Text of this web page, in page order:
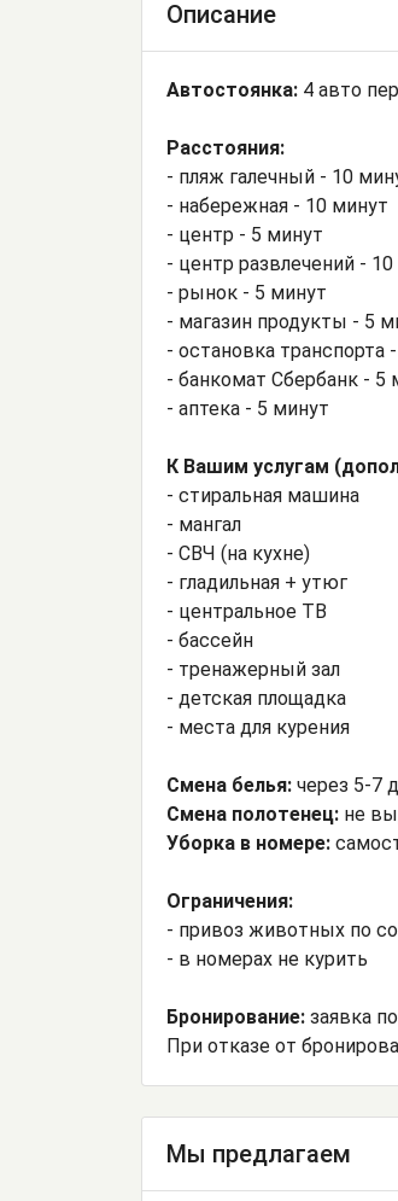
Описание
Автостоянка: 4 авто
Расстояния:
- пляж галечный - 10
- набережная - 10 минут
- центр - 5 минут
- центр развлечений -
- рынок - 5 минут
- магазин продукты - 5
- остановка транспорта
- банкомат Сбербанк - 5
- аптека - 5 минут
К Вашим услугам
- стиральная машина
- мангал
- СВЧ (на кухне)
- гладильная + утюг
- центральное ТВ
- бассейн
- тренажерный зал
- детская площадка
- места для курения
Смена белья: через 5-7
Смена полотенец: не
Уборка в номере:
Ограничения:
- привоз животных по
- в номерах не курить
Бронирование: заявка
При отказе от
Мы предлагаем